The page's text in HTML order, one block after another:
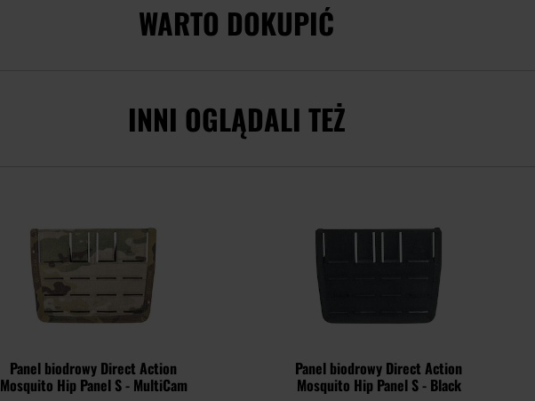
WARTO DOKUPIĆ
INNI OGLĄDALI TEŻ
Panel biodrowy Direct Action
Mosquito Hip Panel S - MultiCam
Panel biodrowy Direct Action
Mosquito Hip Panel S - Black